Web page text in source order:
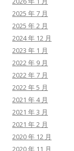
2025 年 7 月
2025 年 2 月
2024 年 12 月
2023 年 1 月
2022 年 9 月
2022 年 7 月
2022 年 5 月
2021 年 4 月
2021 年 3 月
2021 年 2 月
2020 年 12 月
2020 年 11 月